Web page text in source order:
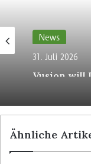
beide
Motozumi
News
31. Juli 2026
Vusion will
Ähnliche